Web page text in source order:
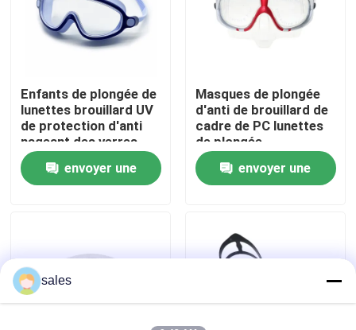
Visite d'usine
Nouvelles
Cas
Anti brouillard lunettes de natation
Enfants de plongée de
lunettes brouillard UV
de protection d'anti
nageant des verres
envoyer une
Masques de plongée
d'anti de brouillard de
cadre de PC lunettes
de plongée
envoyer une
sales